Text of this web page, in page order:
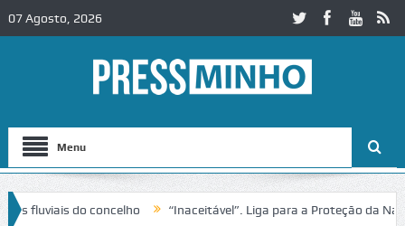
07 Agosto, 2026
Menu
do concelho “Inaceitável”. Liga para a Proteção da Natureza